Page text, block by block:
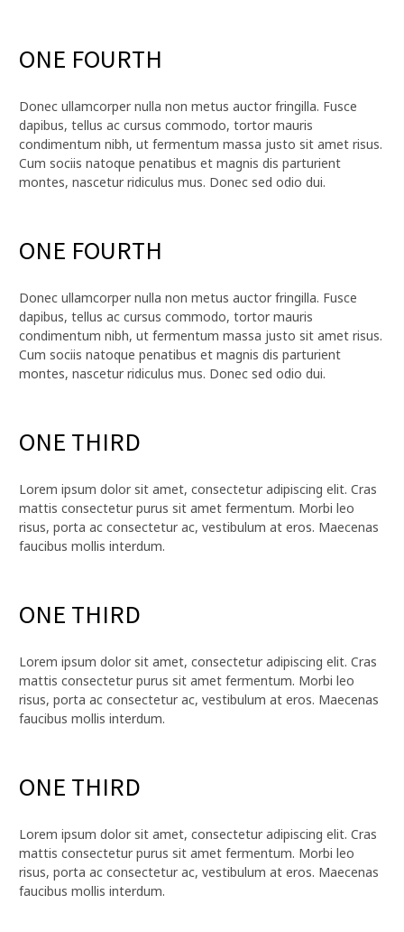
ONE FOURTH
Donec ullamcorper nulla non metus auctor fringilla. Fusce
dapibus, tellus ac cursus commodo, tortor mauris
condimentum nibh, ut fermentum massa justo sit amet risus.
Cum sociis natoque penatibus et magnis dis parturient
montes, nascetur ridiculus mus. Donec sed odio dui.
ONE FOURTH
Donec ullamcorper nulla non metus auctor fringilla. Fusce
dapibus, tellus ac cursus commodo, tortor mauris
condimentum nibh, ut fermentum massa justo sit amet risus.
Cum sociis natoque penatibus et magnis dis parturient
montes, nascetur ridiculus mus. Donec sed odio dui.
ONE THIRD
Lorem ipsum dolor sit amet, consectetur adipiscing elit. Cras
mattis consectetur purus sit amet fermentum. Morbi leo
risus, porta ac consectetur ac, vestibulum at eros. Maecenas
faucibus mollis interdum.
ONE THIRD
Lorem ipsum dolor sit amet, consectetur adipiscing elit. Cras
mattis consectetur purus sit amet fermentum. Morbi leo
risus, porta ac consectetur ac, vestibulum at eros. Maecenas
faucibus mollis interdum.
ONE THIRD
Lorem ipsum dolor sit amet, consectetur adipiscing elit. Cras
mattis consectetur purus sit amet fermentum. Morbi leo
risus, porta ac consectetur ac, vestibulum at eros. Maecenas
faucibus mollis interdum.